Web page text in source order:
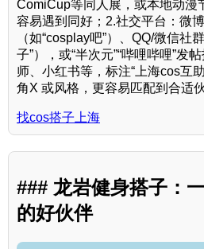
ComiCup等同人展，或本地动漫
容易遇到同好；2.社交平台：微
（如“cosplay吧”）、QQ/微信社
子”），或“半次元”“哔哩哔哩”发
师、小红书等，标注“上海cos互
角X 或风格，更容易匹配到合适
找cos搭子上海
### 龙岩健身搭子：
的好伙伴